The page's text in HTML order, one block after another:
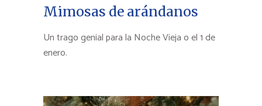
Mimosas de arándanos
Un trago genial para la Noche Vieja o el 1 de
enero.